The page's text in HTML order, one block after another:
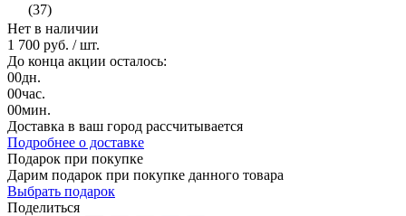
(37)
Нет в наличии
1 700 руб. / шт.
До конца акции осталось:
00дн.
00час.
00мин.
Доставка в ваш город рассчитывается
Подробнее о доставке
Подарок при покупке
Дарим подарок при покупке данного товара
Выбрать подарок
Поделиться